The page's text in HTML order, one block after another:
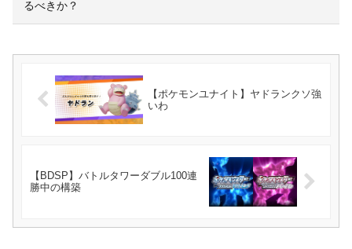
るべきか？
【ポケモンユナイト】ヤドランクソ強
いわ
【BDSP】バトルタワーダブル100連
勝中の構築